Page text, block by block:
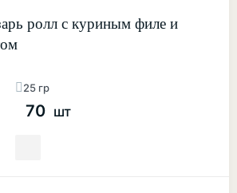
25 гр
ролл с куриным филе и
70 шт